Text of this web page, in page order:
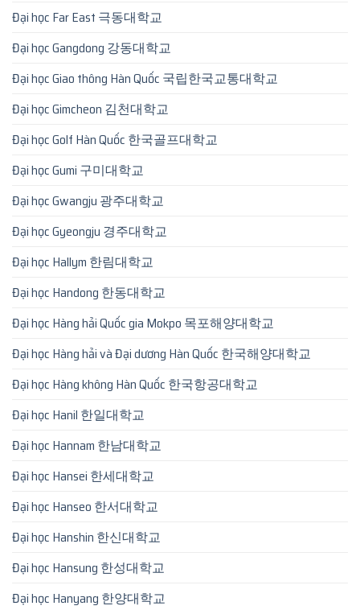
Đại học Far East 극동대학교
Đại học Gangdong 강동대학교
Đại học Giao thông Hàn Quốc 국립한국교통대학교
Đại học Gimcheon 김천대학교
Đại học Golf Hàn Quốc 한국골프대학교
Đại học Gumi 구미대학교
Đại học Gwangju 광주대학교
Đại học Gyeongju 경주대학교
Đại học Hallym 한림대학교
Đại học Handong 한동대학교
Đại học Hàng hải Quốc gia Mokpo 목포해양대학교
Đại học Hàng hải và Đại dương Hàn Quốc 한국해양대학교
Đại học Hàng không Hàn Quốc 한국항공대학교
Đại học Hanil 한일대학교
Đại học Hannam 한남대학교
Đại học Hansei 한세대학교
Đại học Hanseo 한서대학교
Đại học Hanshin 한신대학교
Đại học Hansung 한성대학교
Đại học Hanyang 한양대학교